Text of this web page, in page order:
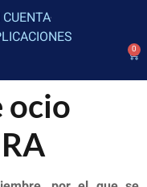
0
ocio